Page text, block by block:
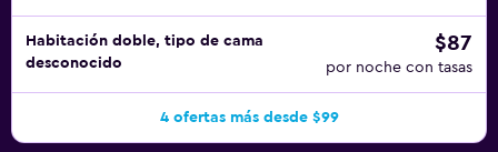
Habitación doble, tipo de cama
desconocido
$87
por noche con tasas
4 ofertas más desde $99